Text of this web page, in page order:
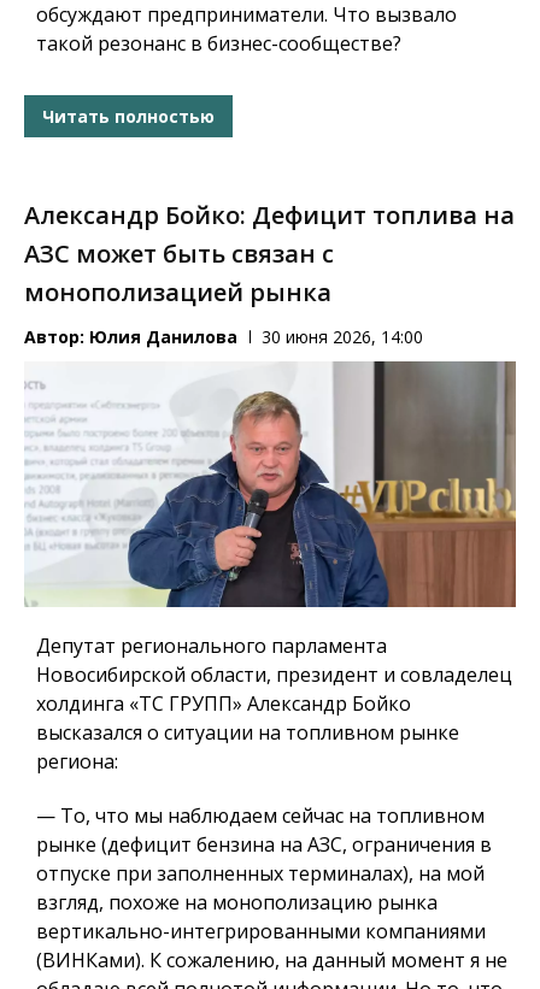
обсуждают предприниматели. Что вызвало
такой резонанс в бизнес-сообществе?
Читать полностью
Александр Бойко: Дефицит топлива на
АЗС может быть связан с
монополизацией рынка
Автор: Юлия Данилова 30 июня 2026, 14:00
Депутат регионального парламента
Новосибирской области, президент и совладелец
холдинга «ТС ГРУПП» Александр Бойко
высказался о ситуации на топливном рынке
региона:
— То, что мы наблюдаем сейчас на топливном
рынке (дефицит бензина на АЗС, ограничения в
отпуске при заполненных терминалах), на мой
взгляд, похоже на монополизацию рынка
вертикально-интегрированными компаниями
(ВИНКами). К сожалению, на данный момент я не